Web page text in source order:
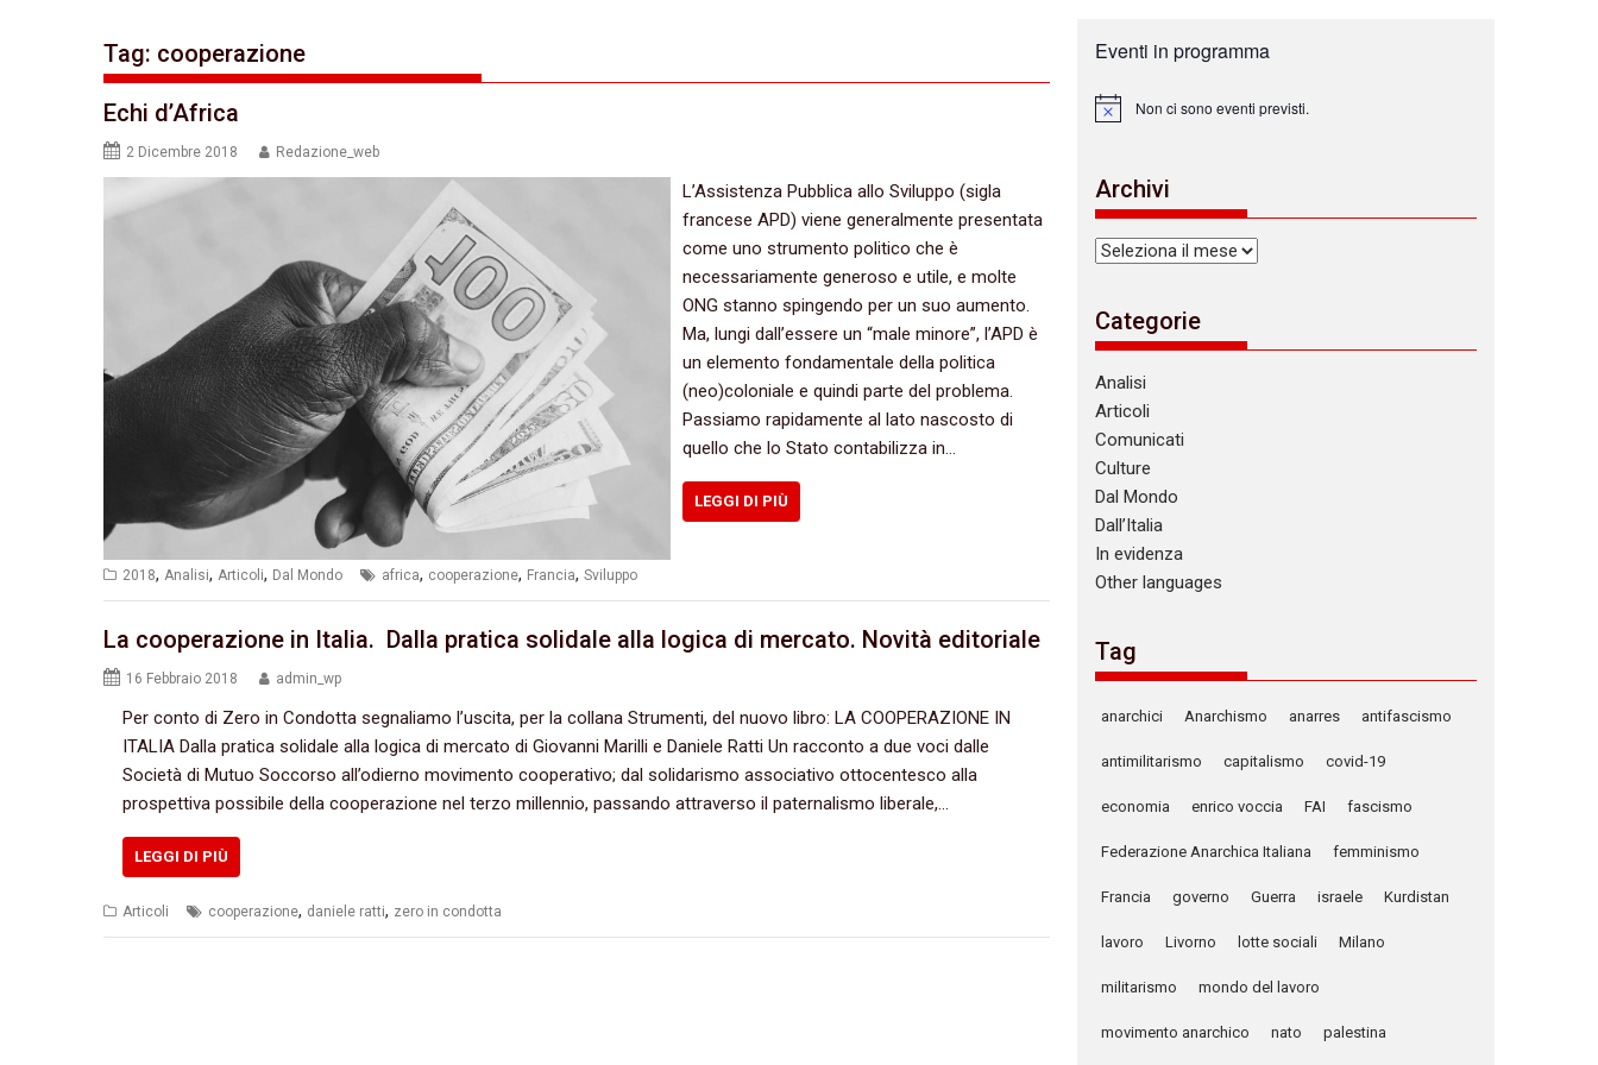
Tag: cooperazione
Echi d’Africa
2 Dicembre 2018 Redazione_web
L’Assistenza Pubblica allo Sviluppo (sigla
francese APD) viene generalmente presentata
come uno strumento politico che è
necessariamente generoso e utile, e molte
ONG stanno spingendo per un suo aumento.
Ma, lungi dall’essere un “male minore”, l’APD è
un elemento fondamentale della politica
(neo)coloniale e quindi parte del problema.
Passiamo rapidamente al lato nascosto di
quello che lo Stato contabilizza in…
LEGGI DI PIÙ
2018, Analisi, Articoli, Dal Mondo africa, cooperazione, Francia, Sviluppo
La cooperazione in Italia. Dalla pratica solidale alla logica di mercato. Novità editoriale
16 Febbraio 2018 admin_wp
Per conto di Zero in Condotta segnaliamo l’uscita, per la collana Strumenti, del nuovo libro: LA COOPERAZIONE IN
ITALIA Dalla pratica solidale alla logica di mercato di Giovanni Marilli e Daniele Ratti Un racconto a due voci dalle
Società di Mutuo Soccorso all’odierno movimento cooperativo; dal solidarismo associativo ottocentesco alla
prospettiva possibile della cooperazione nel terzo millennio, passando attraverso il paternalismo liberale,…
LEGGI DI PIÙ
Articoli cooperazione, daniele ratti, zero in condotta
Eventi in programma
N
c
e
Non ci sono eventi previsti.
Archivi
Archivi
Categorie
Analisi
Articoli
Comunicati
Culture
Dal Mondo
Dall’Italia
In evidenza
Other languages
Tag
anarchici Anarchismo anarres antifascismo
antimilitarismo capitalismo covid-19
economia enrico voccia FAI fascismo
Federazione Anarchica Italiana femminismo
Francia governo Guerra israele Kurdistan
lavoro Livorno lotte sociali Milano
militarismo mondo del lavoro
movimento anarchico nato palestina